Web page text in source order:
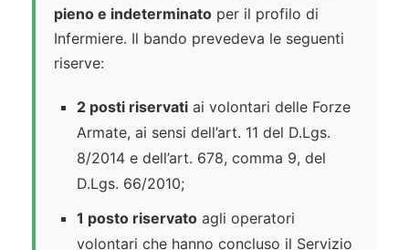
pieno e indeterminato per il profilo di
Infermiere. Il bando prevedeva le seguenti
riserve:
2 posti riservati ai volontari delle Forze
Armate, ai sensi dell’art. 11 del D.Lgs.
8/2014 e dell’art. 678, comma 9, del
D.Lgs. 66/2010;
1 posto riservato agli operatori
volontari che hanno concluso il Servizio